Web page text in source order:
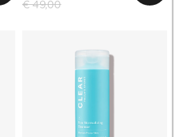
€ 49,00